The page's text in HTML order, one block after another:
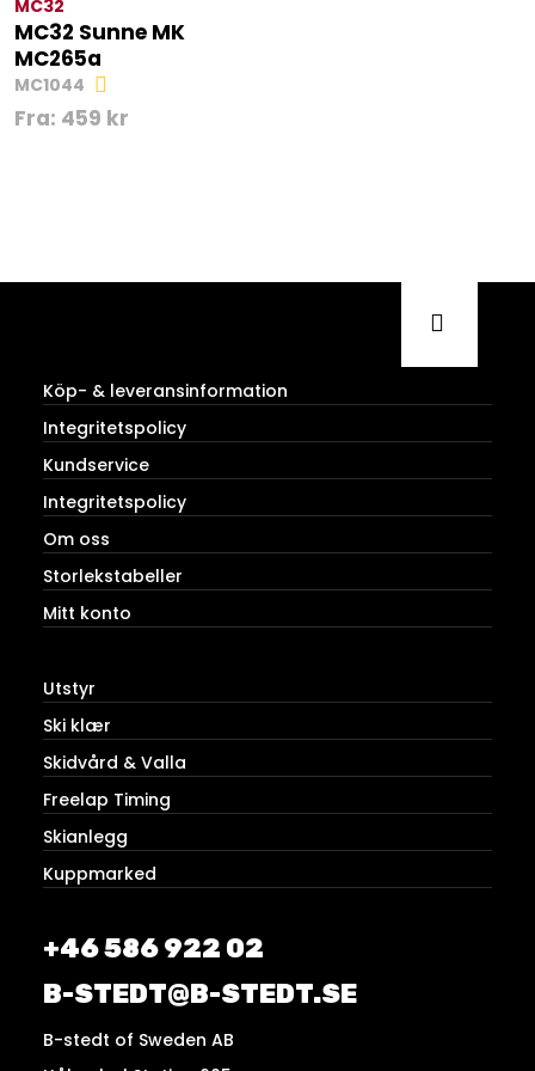
MC32
MC32 Sunne MK
MC265a
MC1044
Fra: 459 kr
Köp- & leveransinformation
Integritetspolicy
Kundservice
Integritetspolicy
Om oss
Storlekstabeller
Mitt konto
Utstyr
Ski klær
Skidvård & Valla
Freelap Timing
Skianlegg
Kuppmarked
+46 586 922 02
B-STEDT@B-STEDT.SE
B-stedt of Sweden AB